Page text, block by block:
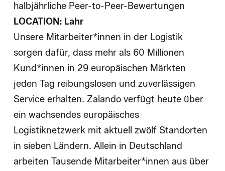
halbjährliche Peer-to-Peer-Bewertungen
LOCATION: Lahr
Unsere Mitarbeiter*innen in der Logistik
sorgen dafür, dass mehr als 60 Millionen
Kund*innen in 29 europäischen Märkten
jeden Tag reibungslosen und zuverlässigen
Service erhalten. Zalando verfügt heute über
ein wachsendes europäisches
Logistiknetzwerk mit aktuell zwölf Standorten
in sieben Ländern. Allein in Deutschland
arbeiten Tausende Mitarbeiter*innen aus über